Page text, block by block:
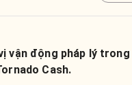
vận động pháp lý
Cash.